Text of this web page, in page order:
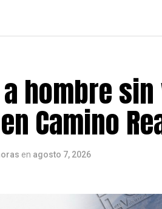
hombre
Camino
en agosto 7, 2026